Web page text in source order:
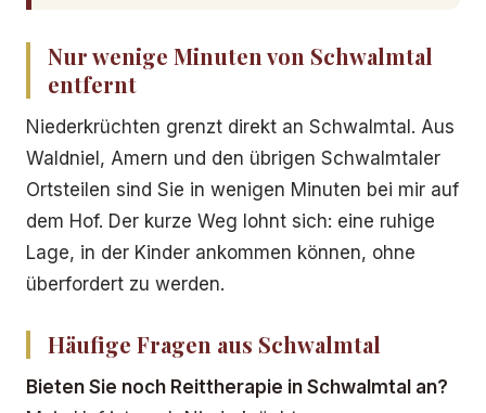
Nur wenige Minuten von Schwalmtal
entfernt
Niederkrüchten grenzt direkt an Schwalmtal. Aus
Waldniel, Amern und den übrigen Schwalmtaler
Ortsteilen sind Sie in wenigen Minuten bei mir auf
dem Hof. Der kurze Weg lohnt sich: eine ruhige
Lage, in der Kinder ankommen können, ohne
überfordert zu werden.
Häufige Fragen aus Schwalmtal
Bieten Sie noch Reittherapie in Schwalmtal an?